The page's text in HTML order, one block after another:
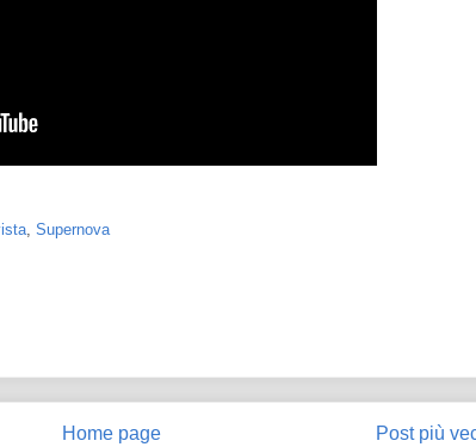
, Supernova
Post più
Home page